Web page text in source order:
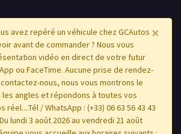
avez repéré un véhicule chez GCAutos
avant de commander ? Nous vous
vidéo en direct de votre futur
ou FaceTime. Aucune prise de rendez-
nous, nous vous montrons le
angles et répondons à toutes vos
/ WhatsApp : (+33) 06 63 56 43 43
lundi 3 août 2026 au vendredi 21 août
×